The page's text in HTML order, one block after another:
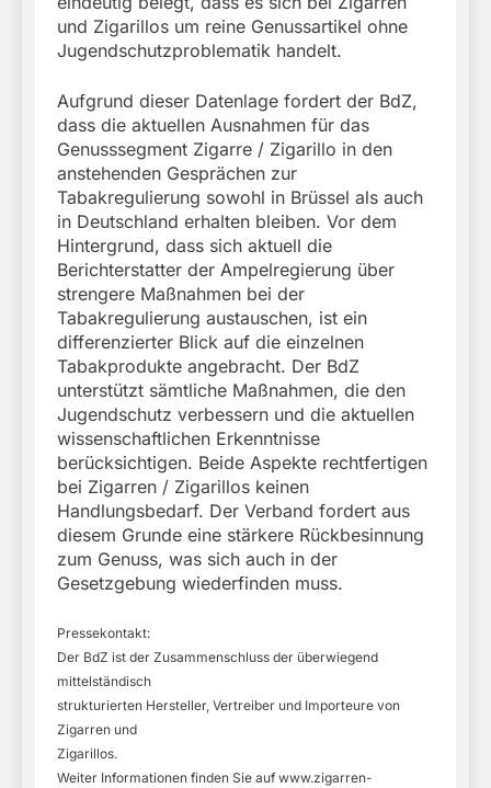
und Zigarillos um reine Genussartikel ohne
Jugendschutzproblematik handelt.
Aufgrund dieser Datenlage fordert der BdZ,
dass die aktuellen Ausnahmen für das
Genusssegment Zigarre / Zigarillo in den
anstehenden Gesprächen zur
Tabakregulierung sowohl in Brüssel als auch
in Deutschland erhalten bleiben. Vor dem
Hintergrund, dass sich aktuell die
Berichterstatter der Ampelregierung über
strengere Maßnahmen bei der
Tabakregulierung austauschen, ist ein
differenzierter Blick auf die einzelnen
Tabakprodukte angebracht. Der BdZ
unterstützt sämtliche Maßnahmen, die den
Jugendschutz verbessern und die aktuellen
wissenschaftlichen Erkenntnisse
berücksichtigen. Beide Aspekte rechtfertigen
bei Zigarren / Zigarillos keinen
Handlungsbedarf. Der Verband fordert aus
diesem Grunde eine stärkere Rückbesinnung
zum Genuss, was sich auch in der
Gesetzgebung wiederfinden muss.
Pressekontakt:
Der BdZ ist der Zusammenschluss der überwiegend
mittelständisch
strukturierten Hersteller, Vertreiber und Importeure von
Zigarren und
Zigarillos.
Weiter Informationen finden Sie auf www.zigarren-